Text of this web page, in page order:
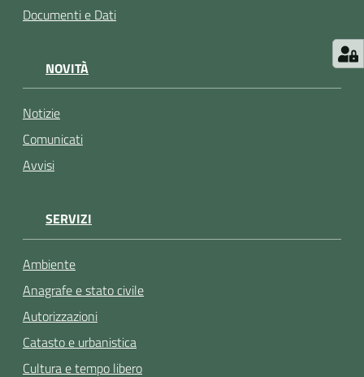
Documenti e Dati
NOVITÀ
Notizie
Comunicati
Avvisi
SERVIZI
Ambiente
Anagrafe e stato civile
Autorizzazioni
Catasto e urbanistica
Cultura e tempo libero